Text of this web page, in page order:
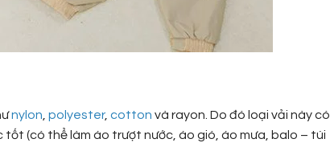
nylon, polyester, cotton và rayon. Do đó loại vải này có
tốt (có thể làm áo trượt nước, áo gió, áo mưa, balo – túi